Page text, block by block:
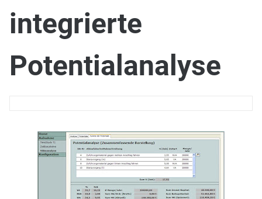
integrierte
Potentialanalyse